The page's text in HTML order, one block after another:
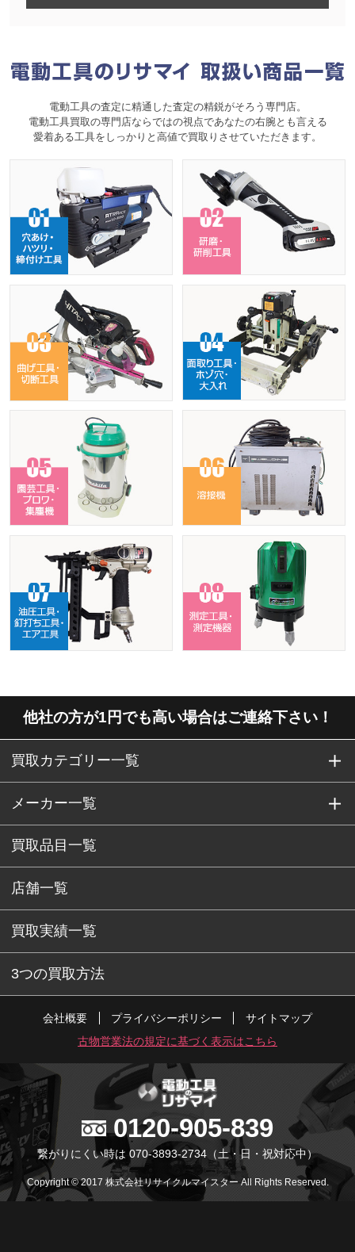
電動工具の査定に精通した査定の精鋭がそろう専門店。
電動工具買取の専門店ならではの視点であなたの右腕とも言える
愛着ある工具をしっかりと高値で買取りさせていただきます。
他社の方が1円でも高い場合はご連絡下さい！
買取カテゴリー一覧
メーカー一覧
買取品目一覧
店舗一覧
買取実績一覧
3つの買取方法
会社概要 プライバシーポリシー
サイトマップ
古物営業法の規定に基づく表示はこちら
0120-905-839
繋がりにくい時は 070-3893-2734 （土・日・祝対応中）
Copyright © 2017 株式会社リサイクルマイスター All Rights Reserved.